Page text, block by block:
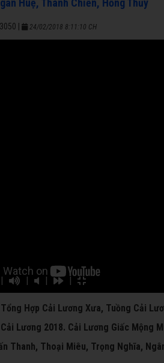
Huệ, Thành Chiến, Hồng Thủy
3050 24/02/2018 8:11:10 CH
| | | |
Hợp Cải Lương Xưa, Tuồng Cải
Lương 2018. Cải Lương Giấc Mộng
Thanh, Thoại Miêu, Trọng Nghĩa,